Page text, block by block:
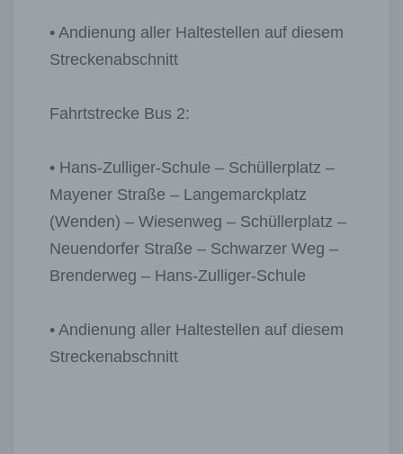
• Andienung aller Haltestellen auf diesem
Streckenabschnitt
Fahrtstrecke Bus 2:
• Hans-Zulliger-Schule – Schüllerplatz –
Mayener Straße – Langemarckplatz
(Wenden) – Wiesenweg – Schüllerplatz –
Neuendorfer Straße – Schwarzer Weg –
Brenderweg – Hans-Zulliger-Schule
• Andienung aller Haltestellen auf diesem
Streckenabschnitt